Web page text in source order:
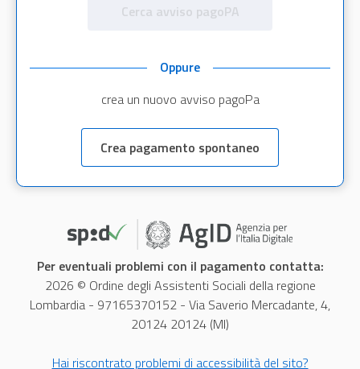
Cerca avviso pagoPA
Oppure
crea un nuovo avviso pagoPa
Crea pagamento spontaneo
Per eventuali problemi con il pagamento contatta:
2026 © Ordine degli Assistenti Sociali della regione
Lombardia - 97165370152 - Via Saverio Mercadante, 4,
20124 20124 (MI)
Hai riscontrato problemi di accessibilità del sito?